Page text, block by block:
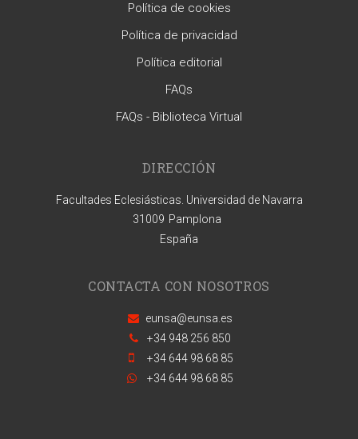
Política de cookies
Política de privacidad
Política editorial
FAQs
FAQs - Biblioteca Virtual
DIRECCIÓN
Facultades Eclesiásticas. Universidad de Navarra
31009 Pamplona
España
CONTACTA CON NOSOTROS
eunsa@eunsa.es
+34 948 256 850
+34 644 98 68 85
+34 644 98 68 85